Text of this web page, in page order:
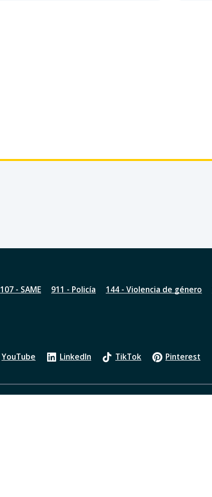
107 - SAME 911 - Policía 144 - Violencia de género
YouTube LinkedIn TikTok Pinterest